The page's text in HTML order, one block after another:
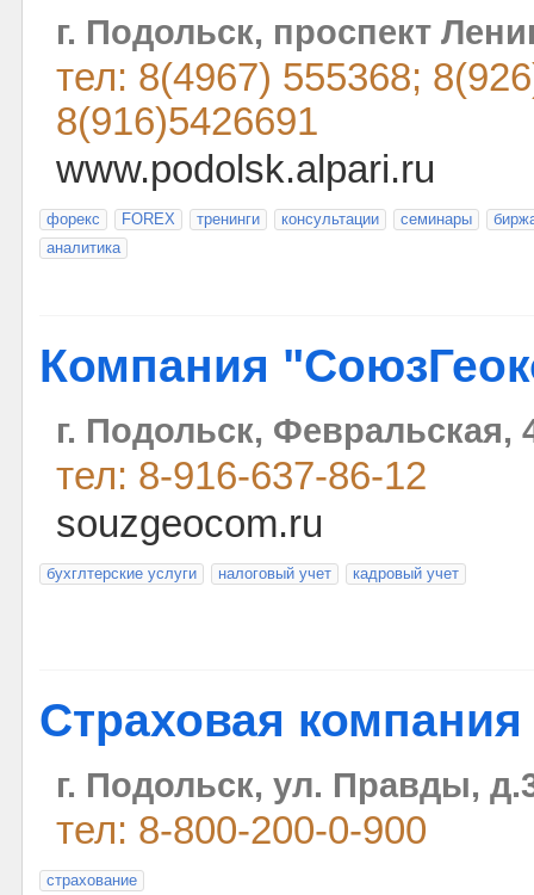
г. Подольск, проспект
тел: 8(4967) 555368;
8(916)5426691
www.podolsk.alpari.ru
форекс FOREX тренинги консультации семинары
аналитика
Компания
г. Подольск, Февральская,
тел: 8-916-637-86-12
souzgeocom.ru
бухглтерские услуги налоговый учет кадровый учет
Страховая компания
г. Подольск, ул. Правды,
тел: 8-800-200-0-900
страхование